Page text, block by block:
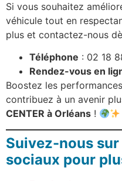
Si vous souhaitez
véhicule tout en
plus et contactez-nous
Téléphone : 02 18
Rendez-vous en
Boostez les
contribuez à un avenir
CENTER à Orléans !
Suivez-nous sur
sociaux pour